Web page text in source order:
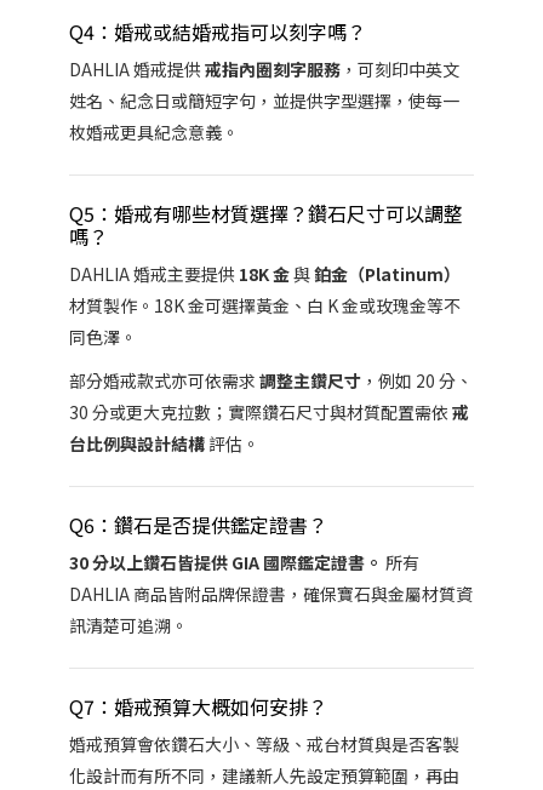
Q4：婚戒或結婚戒指可以刻字嗎？
DAHLIA 婚戒提供戒指內圈刻字服務，可刻印中英文
姓名、紀念日或簡短字句，並提供字型選擇，使每一
枚婚戒更具紀念意義。
Q5：婚戒有哪些材質選擇？鑽石尺寸可以調整
嗎？
DAHLIA 婚戒主要提供 18K 金與鉑金（Platinum）
材質製作。18K 金可選擇黃金、白 K 金或玫瑰金等不
同色澤。
部分婚戒款式亦可依需求 調整主鑽尺寸，例如 20 分、
30 分或更大克拉數；實際鑽石尺寸與材質配置需依 戒
台比例與設計結構評估。
Q6：鑽石是否提供鑑定證書？
30 分以上鑽石皆提供 GIA 國際鑑定證書。 所有
DAHLIA 商品皆附品牌保證書，確保寶石與金屬材質資
訊清楚可追溯。
Q7：婚戒預算大概如何安排？
婚戒預算會依鑽石大小、等級、戒台材質與是否客製
化設計而有所不同，建議新人先設定預算範圍，再由